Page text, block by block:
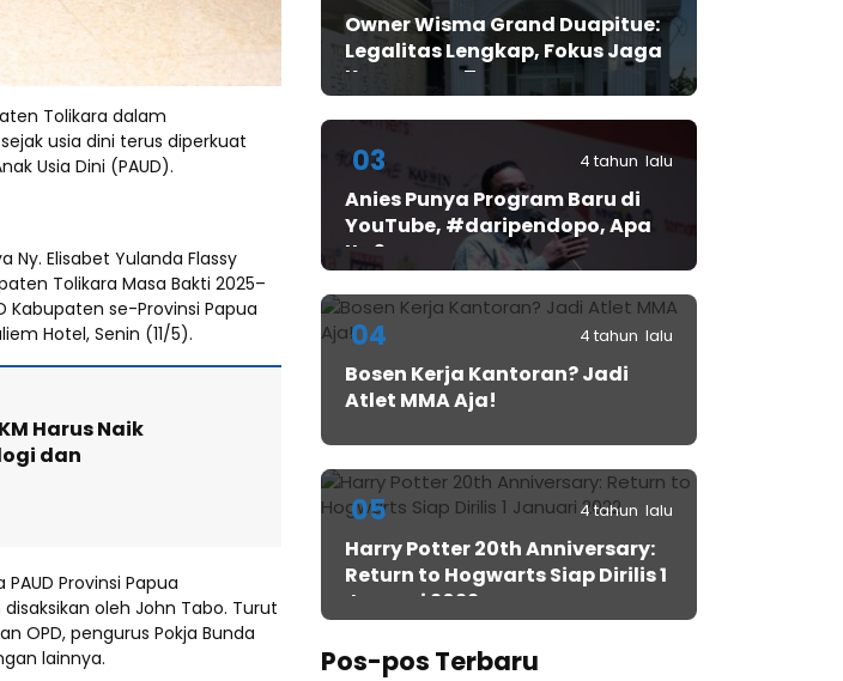
Tolikara dalam
usia dini terus diperkuat
Usia Dini (PAUD).
Elisabet Yulanda Flassy
Tolikara Masa Bakti 2025–
Kabupaten se-Provinsi Papua
Hotel, Senin (11/5).
Harus Naik
dan
Provinsi Papua
oleh John Tabo. Turut
OPD, pengurus Pokja Bunda
lainnya.
Owner Wisma Grand Duapitue:
Legalitas Lengkap, Fokus Jaga
Keamanan Tamu
03 4 tahun lalu
Anies Punya Program Baru di
YouTube, #daripendopo, Apa
Itu?
04 4 tahun lalu
Bosen Kerja Kantoran? Jadi
Atlet MMA Aja!
05 4 tahun lalu
Harry Potter 20th Anniversary:
Return to Hogwarts Siap Dirilis 1
Januari 2022
Pos-pos Terbaru